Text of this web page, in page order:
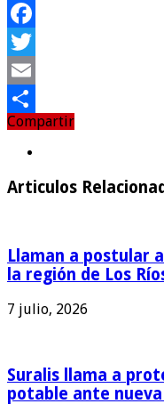
Facebook
Twitter
Email
Compartir
Compartir
Articulos
Llaman a postular
la región de Los
7 julio, 2026
Suralis llama a
potable ante